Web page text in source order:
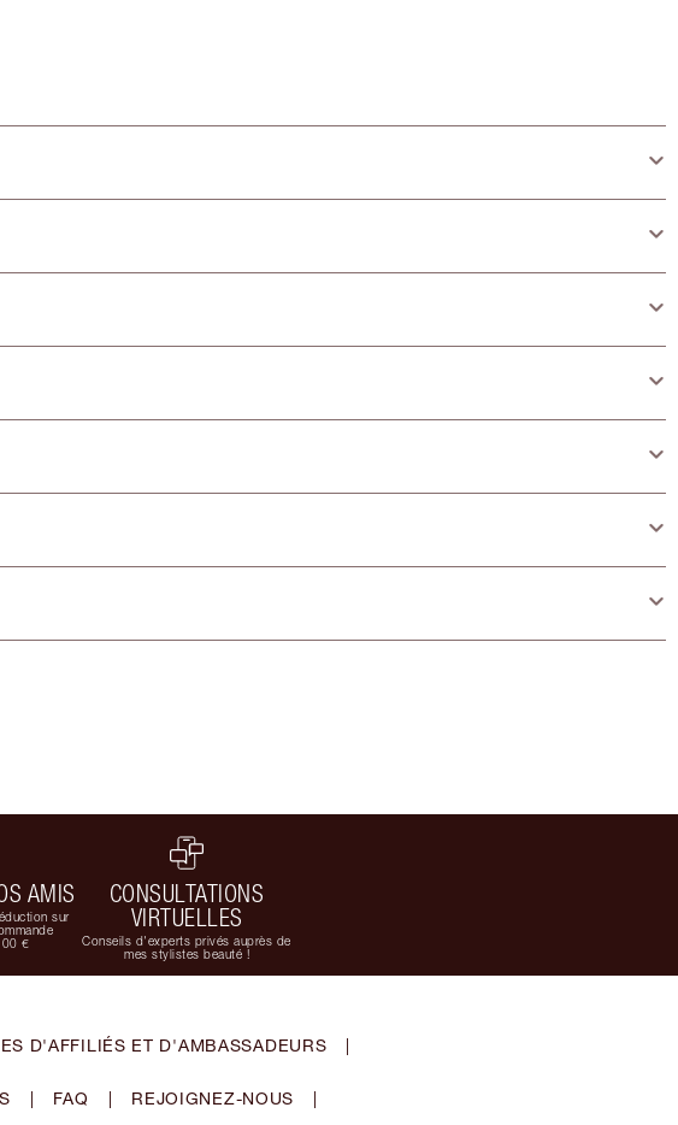
AMIS
sur
€
CONSULTATIONS
VIRTUELLES
Conseils d'experts privés auprès de
mes stylistes beauté !
D'AFFILIÉS ET D'AMBASSADEURS |
| FAQ | REJOIGNEZ-NOUS |